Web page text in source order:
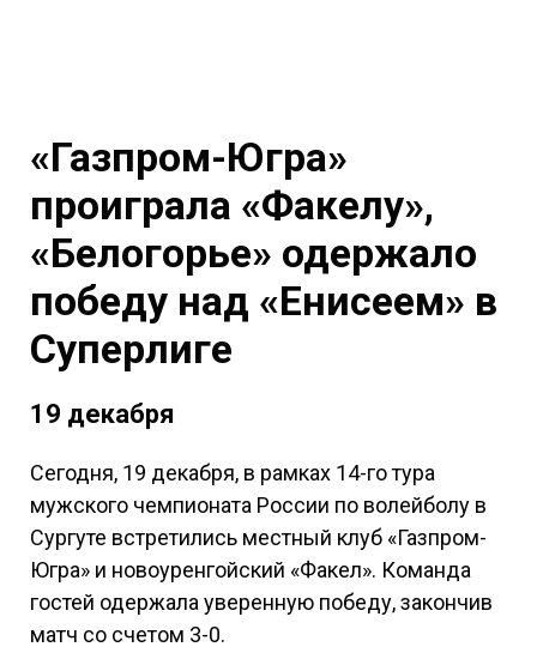
«Газпром-Югра»
проиграла «Факелу»,
«Белогорье» одержало
победу над «Енисеем» в
Суперлиге
19 декабря
Сегодня, 19 декабря, в рамках 14-го тура
мужского чемпионата России по волейболу в
Сургуте встретились местный клуб «Газпром-
Югра» и новоуренгойский «Факел». Команда
гостей одержала уверенную победу, закончив
матч со счетом 3-0.